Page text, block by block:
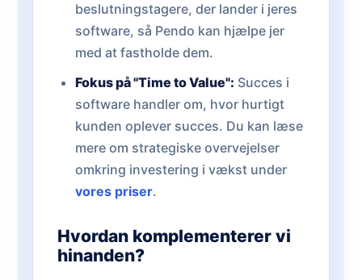
beslutningstagere, der lander i jeres
software, så Pendo kan hjælpe jer
med at fastholde dem.
Fokus på "Time to Value": Succes i
software handler om, hvor hurtigt
kunden oplever succes. Du kan læse
mere om strategiske overvejelser
omkring investering i vækst under
vores priser.
Hvordan komplementerer vi
hinanden?